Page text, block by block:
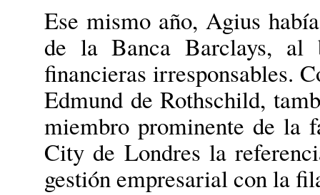
Ese mismo año, Agius
de la Banca Barclays, al
financieras irresponsables.
Edmund de Rothschild,
miembro prominente de la
City de Londres la
gestión empresarial con la